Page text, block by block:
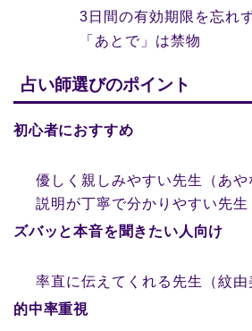
3日間の有効期限を忘れ
「あとで」は禁物
占い師選びのポイント
初心者におすすめ
優しく親しみやすい先生（あや
説明が丁寧で分かりやすい先生
ズバッと本音を聞きたい人向け
率直に伝えてくれる先生（紋由
的中率重視